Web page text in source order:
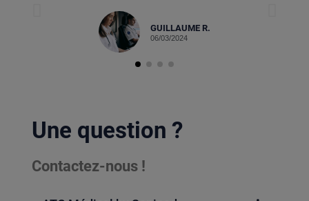
GUILLAUME R.
06/03/2024
Une question ?
Contactez-nous !